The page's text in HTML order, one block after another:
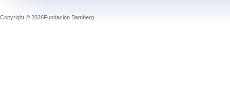
Copyright © 2026Fundación Bamberg